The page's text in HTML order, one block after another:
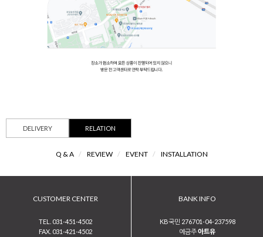
DELIVERY RELATION
Q & A / REVIEW / EVENT / INSTALLATION
CUSTOMER CENTER
TEL. 031-451-4502
FAX. 031-421-4502
BANK INFO
KB국민 276701-04-237598
예금주아트유